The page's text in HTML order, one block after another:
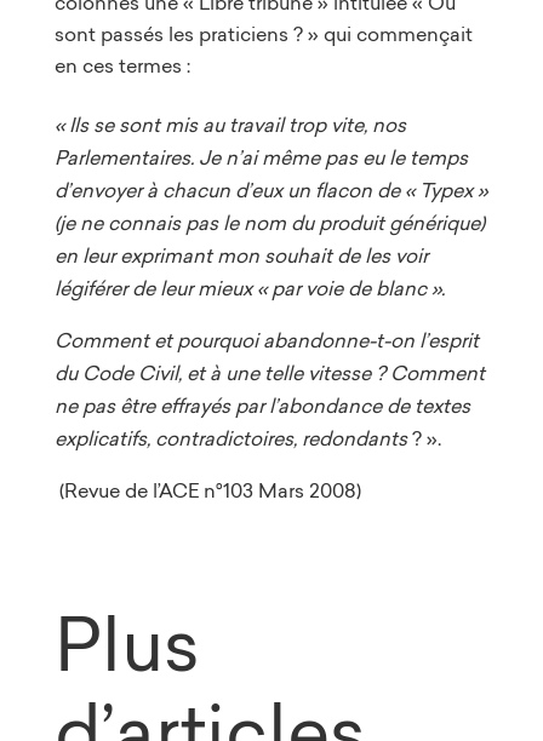
sont passés les praticiens ? » qui commençait
en ces termes :
« Ils se sont mis au travail trop vite, nos
Parlementaires. Je n’ai même pas eu le temps
d’envoyer à chacun d’eux un flacon de « Typex »
(je ne connais pas le nom du produit générique)
en leur exprimant mon souhait de les voir
légiférer de leur mieux « par voie de blanc ».
Comment et pourquoi abandonne-t-on l’esprit
du Code Civil, et à une telle vitesse ? Comment
ne pas être effrayés par l’abondance de textes
explicatifs, contradictoires, redondants? ».
(Revue de l’ACE n°103 Mars 2008)
Plus